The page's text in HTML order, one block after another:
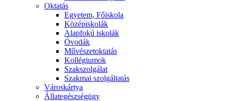
Oktatás
Egyetem, Főiskola
Középiskolák
Alapfokú iskolák
Óvodák
Művészetoktatás
Kollégiumok
Szakszolgálat
Szakmai szolgáltatás
Városkártya
Állategészségügy